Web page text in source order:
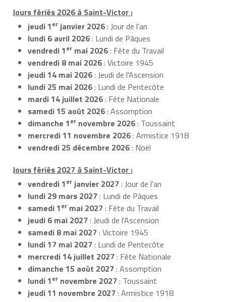
Jours fériés 2026 à Saint-Victor :
jeudi 1er janvier 2026: Jour de l'an
lundi 6 avril 2026: Lundi de Pâques
vendredi 1er mai 2026: Fête du Travail
vendredi 8 mai 2026: Victoire 1945
jeudi 14 mai 2026: Jeudi de l'Ascension
lundi 25 mai 2026: Lundi de Pentecôte
mardi 14 juillet 2026: Fête Nationale
samedi 15 août 2026: Assomption
dimanche 1er novembre 2026: Toussaint
mercredi 11 novembre 2026: Armistice 1918
vendredi 25 décembre 2026: Noël
Jours fériés 2027 à Saint-Victor :
vendredi 1er janvier 2027: Jour de l'an
lundi 29 mars 2027: Lundi de Pâques
samedi 1er mai 2027: Fête du Travail
jeudi 6 mai 2027: Jeudi de l'Ascension
samedi 8 mai 2027: Victoire 1945
lundi 17 mai 2027: Lundi de Pentecôte
mercredi 14 juillet 2027: Fête Nationale
dimanche 15 août 2027: Assomption
lundi 1er novembre 2027: Toussaint
jeudi 11 novembre 2027: Armistice 1918